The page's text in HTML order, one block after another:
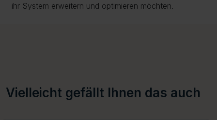
ihr System erweitern und optimieren möchten.
Vielleicht gefällt Ihnen das auch